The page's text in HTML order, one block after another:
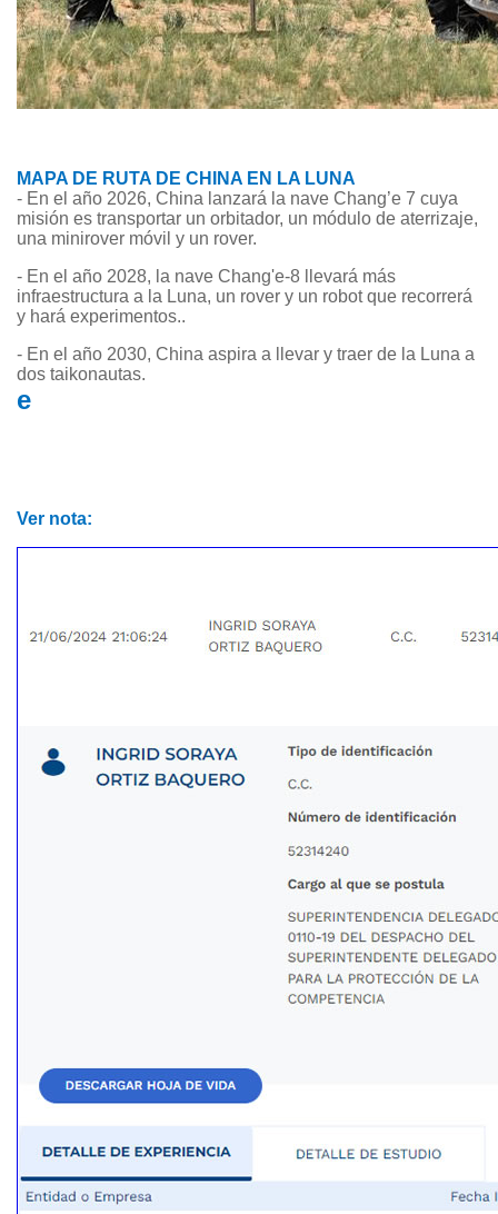
MAPA DE RUTA DE CHINA EN LA LUNA
- En el año 2026, China lanzará la nave Chang’e 7 cuya
misión es transportar un orbitador, un módulo de aterrizaje,
una minirover móvil y un rover.
- En el año 2028, la nave Chang'e-8 llevará más
infraestructura a la Luna, un rover y un robot que recorrerá
y hará experimentos..
- En el año 2030, China aspira a llevar y traer de la Luna a
dos taikonautas.
e
Ver nota: